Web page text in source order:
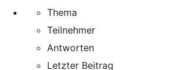
Thema
Teilnehmer
Antworten
Letzter Beitrag